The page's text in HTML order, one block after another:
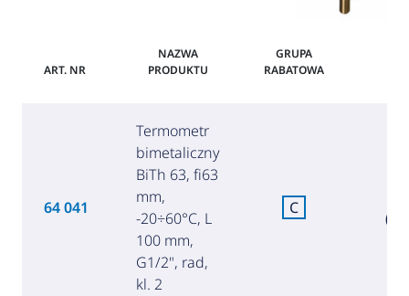
ART. NR
NAZWA
PRODUKTU
GRUPA
RABATOWA
64 041
Termometr
bimetaliczny
BiTh 63, fi63
mm,
-20÷60°C, L
100 mm,
G1/2", rad,
kl. 2
C